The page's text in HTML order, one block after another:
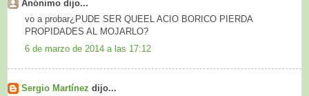
Anónimo dijo...
vo a probar¿PUDE SER QUEEL ACIO BORICO PIERDA
PROPIDADES AL MOJARLO?
6 de marzo de 2014 a las 17:12
Sergio Martínez dijo...